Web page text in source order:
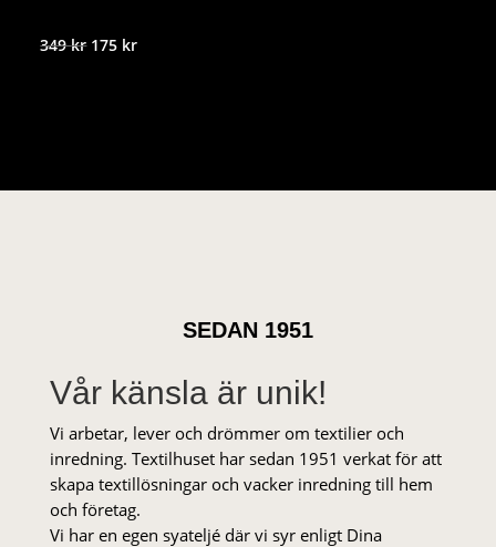
349kr Det
175 krDet
SEDAN 1951
Vår känsla är unik!
Vi arbetar, lever och drömmer om textilier och
inredning. Textilhuset har sedan 1951 verkat för att
skapa textillösningar och vacker inredning till hem
och företag.
Vi har en egen syateljé där vi syr enligt Dina